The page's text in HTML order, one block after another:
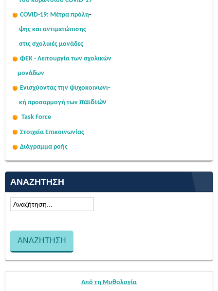
COVID-19: Μέτρα πρόλη-
ψης και αντιμετώπισης
στις σχολικές μονάδες
ΦΕΚ - Λειτουργία των σχολικών
μονάδων
Ενισχύοντας την ψυχοκοινωνι-
κή προσαρμογή των παιδιών
Task Force
Στοιχεία Επικοινωνίας
Διάγραμμα ροής
ΑΝΑΖΉΤΗΣΗ
Από τη Μυθολογία